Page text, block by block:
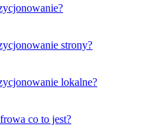
strony?
lokalne?
co to jest?